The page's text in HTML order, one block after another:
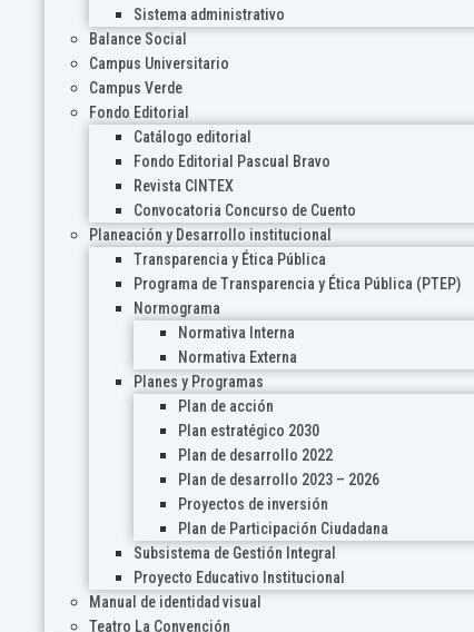
Sistema administrativo
Balance Social
Campus Universitario
Campus Verde
Fondo Editorial
Catálogo editorial
Fondo Editorial Pascual Bravo
Revista CINTEX
Convocatoria Concurso de Cuento
Planeación y Desarrollo institucional
Transparencia y Ética Pública
Programa de Transparencia y Ética Pública (PTEP)
Normograma
Normativa Interna
Normativa Externa
Planes y Programas
Plan de acción
Plan estratégico 2030
Plan de desarrollo 2022
Plan de desarrollo 2023 – 2026
Proyectos de inversión
Plan de Participación Ciudadana
Subsistema de Gestión Integral
Proyecto Educativo Institucional
Manual de identidad visual
Teatro La Convención